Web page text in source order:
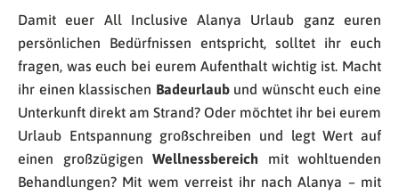
Damit euer All Inclusive Alanya Urlaub ganz euren
persönlichen Bedürfnissen entspricht, solltet ihr euch
fragen, was euch bei eurem Aufenthalt wichtig ist. Macht
ihr einen klassischen Badeurlaubund wünscht euch eine
Unterkunft direkt am Strand? Oder möchtet ihr bei eurem
Urlaub Entspannung großschreiben und legt Wert auf
einen großzügigen Wellnessbereich mit wohltuenden
Behandlungen? Mit wem verreist ihr nach Alanya – mit